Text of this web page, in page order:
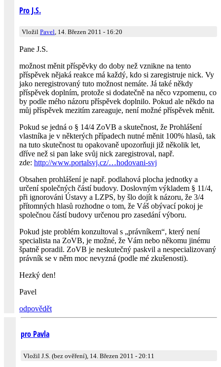
Pro J.S.
Vložil Pavel, 14. Březen 2011 - 16:20
Pane J.S.
možnost měnit příspěvky do doby než vznikne na tento
příspěvek nějaká reakce má každý, kdo si zaregistruje nick. Vy
jako neregistrovaný tuto možnost nemáte. Já také někdy
příspěvek doplním, protože si dodatečně na něco vzpomenu, co
by podle mého názoru příspěvek doplnilo. Pokud ale někdo na
můj příspěvek mezitím zareaguje, není možné příspěvek měnit.
Pokud se jedná o § 14/4 ZoVB a skutečnost, že Prohlášení
vlastníka je v některých případech nutné měnit 100% hlasů, tak
na tuto skutečnost tu opakovaně upozorňuji již několik let,
dříve než si pan lake svůj nick zaregistroval, např.
zde: http://www.portalsvj.cz/…hodovani-svj
Obsahen prohlášení je např. podlahová plocha jednotky a
určení společných částí budovy. Doslovným výkladem § 11/4,
při ignorováni Ústavy a LZPS, by šlo dojít k názoru, že 3/4
přítomných hlasů rozhodne o tom, že Váš obývací pokoj je
společnou částí budovy určenou pro zasedání výboru.
Pokud jste problém konzultoval s „právníkem“, který není
specialista na ZoVB, je možné, že Vám nebo někomu jinému
špatně poradil. ZoVB je neskutečný paskvil a nespecializovaný
právník se v něm moc nevyzná (podle mé zkušenosti).
Hezký den!
Pavel
odpovědět
pro Pavla
Vložil J.S. (bez ověření), 14. Březen 2011 - 20:11